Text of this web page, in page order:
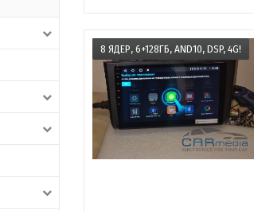
8 ЯДЕР, 6+128ГБ, AND10, DSP, 4G!